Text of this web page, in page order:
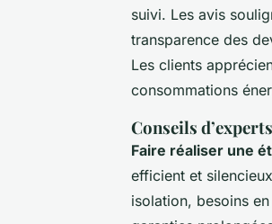
suivi. Les avis
transparence des
Les clients
consommations
Conseils
Faire réaliser une
efficient et
isolation, besoins